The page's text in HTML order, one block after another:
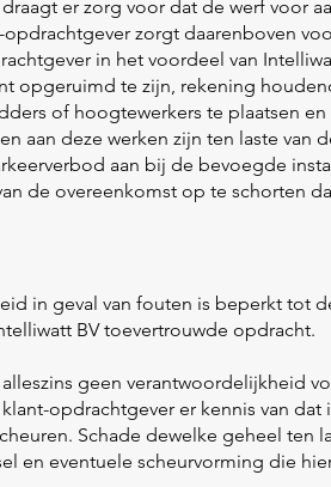
er zorg voor dat de werf voor
zorgt daarenboven
in het voordeel van
opgeruimd te zijn, rekening
of hoogtewerkers te plaatsen
aan deze werken zijn ten laste van
aan bij de bevoegde
de overeenkomst op te schorten
in geval van fouten is beperkt tot
BV toevertrouwde opdracht.
geen verantwoordelijkheid
opdrachtgever er kennis van
Schade dewelke geheel ten
en eventuele scheurvorming die